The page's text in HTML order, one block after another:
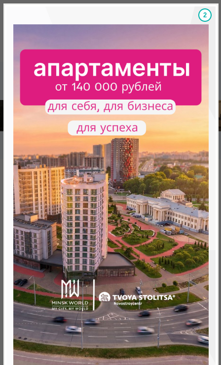
Скидки на новостройки, бонусы Готовые
База новостроек Минска «Минск Мир»
9.2 "Сантьяго", квартал "Южная Америка"
9.2 "Сантьяго", квартал "Южная
Америка"
нет в продаже
Минск, Октябрьский, ул. Жореса Алферова
метро «Ковальская Слобода», 566 м
Объект реализован
1